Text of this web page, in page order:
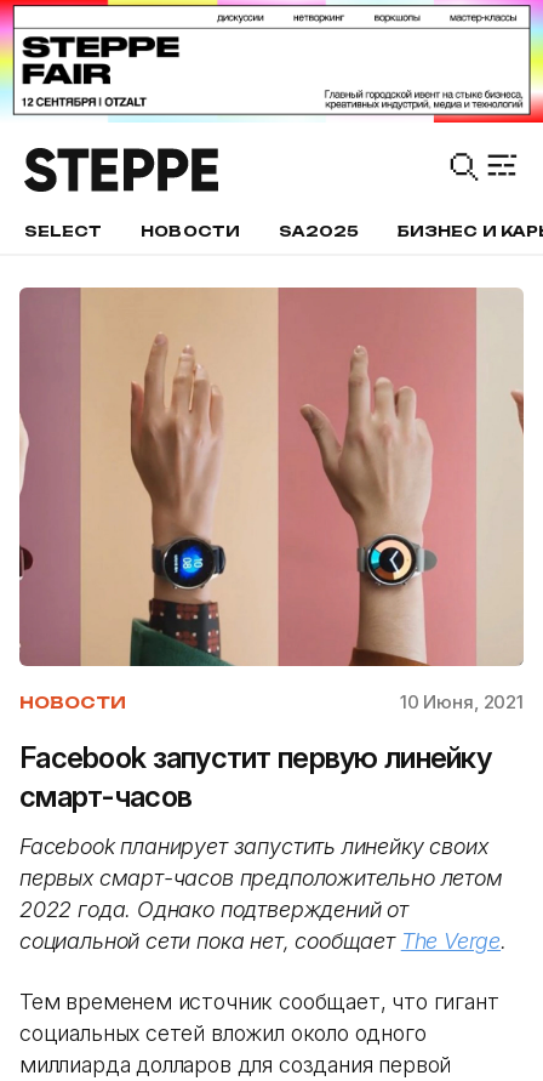
SELECT НОВОСТИ SA2025 БИЗНЕС И
НОВОСТИ 10 Июня, 2021
Facebook запустит первую линейку
смарт-часов
Facebook планирует запустить линейку своих
первых смарт-часов предположительно летом
2022 года. Однако подтверждений от
социальной сети пока нет, сообщает The Verge.
Тем временем источник сообщает, что гигант
социальных сетей вложил около одного
миллиарда долларов для создания первой